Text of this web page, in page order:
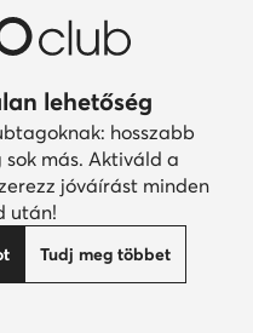
lehetőség
hosszabb
sok más. Aktiváld a
jóváírást minden
után!
Tudj meg többet